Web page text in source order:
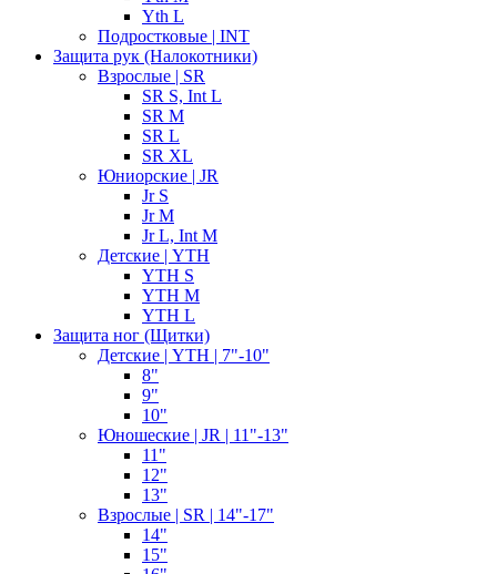
Yth L
Подростковые | INT
Защита рук (Налокотники)
Взрослые | SR
SR S, Int L
SR M
SR L
SR XL
Юниорские | JR
Jr S
Jr M
Jr L, Int M
Детские | YTH
YTH S
YTH M
YTH L
Защита ног (Щитки)
Детские | YTH | 7"-10"
8"
9"
10"
Юношеские | JR | 11"-13"
11"
12"
13"
Взрослые | SR | 14"-17"
14"
15"